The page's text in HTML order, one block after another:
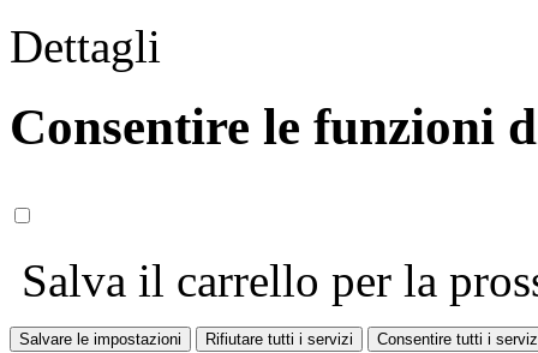
Dettagli
Consentire le funzioni
Salva il carrello per la
Salvare le impostazioni Rifiutare tutti i servizi Consentire tutti i